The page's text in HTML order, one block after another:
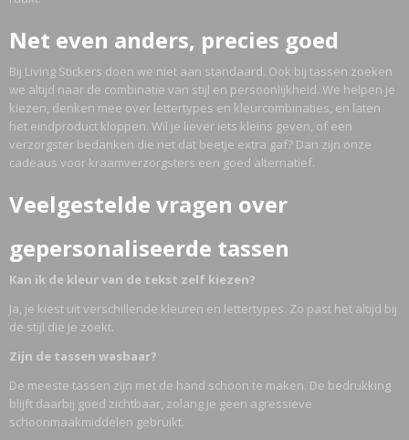
Net even anders, precies goed
Bij Living Stickers doen we niet aan standaard. Ook bij tassen zoeken
we altijd naar de combinatie van stijl en persoonlijkheid. We helpen je
kiezen, denken mee over lettertypes en kleurcombinaties, en laten
het eindproduct kloppen. Wil je liever iets kleins geven, of een
verzorgster bedanken die net dat beetje extra gaf? Dan zijn onze
cadeaus voor kraamverzorgsters een goed alternatief.
Veelgestelde vragen over
gepersonaliseerde tassen
Kan ik de kleur van de tekst zelf kiezen?
Ja, je kiest uit verschillende kleuren en lettertypes. Zo past het altijd bij
de stijl die je zoekt.
Zijn de tassen wasbaar?
De meeste tassen zijn met de hand schoon te maken. De bedrukking
blijft daarbij goed zichtbaar, zolang je geen agressieve
schoonmaakmiddelen gebruikt.